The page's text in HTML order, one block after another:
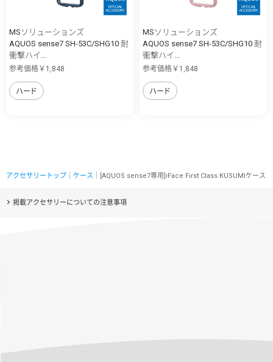
MSソリューションズ
AQUOS sense7 SH-53C/SHG10 耐
衝撃ハイ...
参考価格￥1,848
ハード
MSソリューションズ
AQUOS sense7 SH-53C/SHG10 耐
衝撃ハイ...
参考価格￥1,848
ハード
アクセサリートップ ケース ｜[AQUOS sense7専用]iFace First Class KUSUMIケース
掲載アクセサリーについての注意事項